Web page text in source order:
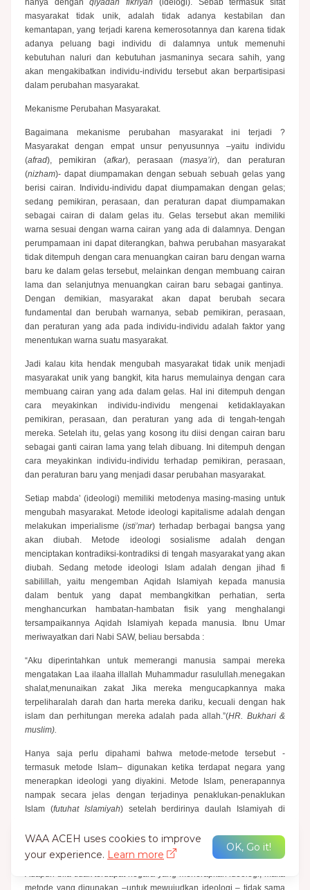
hanya denganqiyadah fikriyah (idelogi). Sebab termasuk sifat
masyarakat tidak unik, adalah tidak adanya kestabilan dan
kemantapan, yang terjadi karena kemerosotannya dan karena tidak
adanya peluang bagi individu di dalamnya untuk memenuhi
kebutuhan naluri dan kebutuhan jasmaninya secara sahih, yang
akan mengakibatkan individu-individu tersebut akan berpartisipasi
dalam perubahan masyarakat.
Mekanisme Perubahan Masyarakat.
Bagaimana mekanisme perubahan masyarakat ini terjadi ?
Masyarakat dengan empat unsur penyusunnya –yaitu individu
(afrad), pemikiran (afkar), perasaan (masya’ir), dan peraturan
(nizham)- dapat diumpamakan dengan sebuah sebuah gelas yang
berisi cairan. Individu-individu dapat diumpamakan dengan gelas;
sedang pemikiran, perasaan, dan peraturan dapat diumpamakan
sebagai cairan di dalam gelas itu. Gelas tersebut akan memiliki
warna sesuai dengan warna cairan yang ada di dalamnya. Dengan
perumpamaan ini dapat diterangkan, bahwa perubahan masyarakat
tidak ditempuh dengan cara menuangkan cairan baru dengan warna
baru ke dalam gelas tersebut, melainkan dengan membuang cairan
lama dan selanjutnya menuangkan cairan baru sebagai gantinya.
Dengan demikian, masyarakat akan dapat berubah secara
fundamental dan berubah warnanya, sebab pemikiran, perasaan,
dan peraturan yang ada pada individu-individu adalah faktor yang
menentukan warna suatu masyarakat.
Jadi kalau kita hendak mengubah masyarakat tidak unik menjadi
masyarakat unik yang bangkit, kita harus memulainya dengan cara
membuang cairan yang ada dalam gelas. Hal ini ditempuh dengan
cara meyakinkan individu-individu mengenai ketidaklayakan
pemikiran, perasaan, dan peraturan yang ada di tengah-tengah
mereka. Setelah itu, gelas yang kosong itu diisi dengan cairan baru
sebagai ganti cairan lama yang telah dibuang. Ini ditempuh dengan
cara meyakinkan individu-individu terhadap pemikiran, perasaan,
dan peraturan baru yang menjadi dasar perubahan masyarakat.
Setiap mabda’ (ideologi) memiliki metodenya masing-masing untuk
mengubah masyarakat. Metode ideologi kapitalisme adalah dengan
melakukan imperialisme (isti’mar) terhadap berbagai bangsa yang
akan diubah. Metode ideologi sosialisme adalah dengan
menciptakan kontradiksi-kontradiksi di tengah masyarakat yang akan
diubah. Sedang metode ideologi Islam adalah dengan jihad fi
sabilillah, yaitu mengemban Aqidah Islamiyah kepada manusia
dalam bentuk yang dapat membangkitkan perhatian, serta
menghancurkan hambatan-hambatan fisik yang menghalangi
tersampaikannya Aqidah Islamiyah kepada manusia. Ibnu Umar
meriwayatkan dari Nabi SAW, beliau bersabda :
“Aku diperintahkan untuk memerangi manusia sampai mereka
mengatakan Laa ilaaha illallah Muhammadur rasulullah.menegakan
shalat,menunaikan zakat Jika mereka mengucapkannya maka
terpeliharalah darah dan harta mereka dariku, kecuali dengan hak
islam dan perhitungan mereka adalah pada allah.”(HR. Bukhari &
muslim).
Hanya saja perlu dipahami bahwa metode-metode tersebut -
termasuk metode Islam– digunakan ketika terdapat negara yang
menerapkan ideologi yang diyakini. Metode Islam, penerapannya
nampak secara jelas dengan terjadinya penaklukan-penaklukan
Islam (futuhat Islamiyah) setelah berdirinya daulah Islamiyah di
Perang Dunia I dan II yang dilakukan oleh masing-masing negara
yang menerapkan kapitalisme dan sosialisme.
Adapun bila tidak terdapat negara yang menerapkan ideologi, maka
metode yang digunakan –untuk mewujudkan ideologi – tidak sama
WAA ACEH uses cookies to improve
your experience. Learn more
OK, Go it!